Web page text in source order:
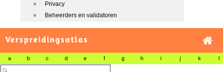
Privacy
Beheerders en validatoren
Verspreidingsatlas
a b c d e f g h i j k l